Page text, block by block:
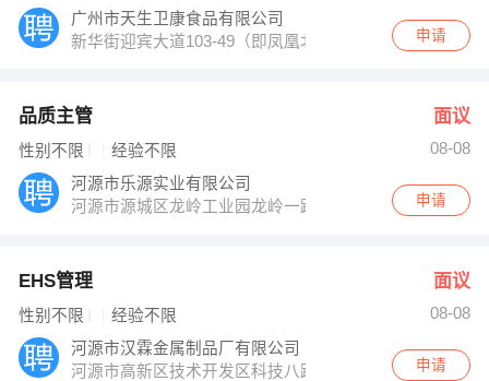
广州市天生卫康食品有限公司
新华街迎宾大道103-49（即凤凰北路大拇超市斜对面“大
申请
品质主管 面议
性别不限 经验不限
08-08
河源市乐源实业有限公司
河源市源城区龙岭工业园龙岭一路6号
申请
EHS管理 面议
性别不限 经验不限
08-08
河源市汉霖金属制品厂有限公司
河源市高新区技术开发区科技八路
申请